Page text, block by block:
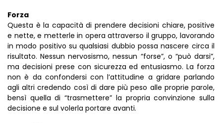
Forza
Questa è la capacità di prendere decisioni chiare, positive
e nette, e metterle in opera attraverso il gruppo, lavorando
in modo positivo su qualsiasi dubbio possa nascere circa il
risultato. Nessun nervosismo, nessun “forse”, o “può darsi”,
ma decisioni prese con sicurezza ed entusiasmo. La forza
non è da confondersi con l’attitudine a gridare parlando
agli altri credendo così di dare più peso alle proprie parole,
bensì quella di “trasmettere” la propria convinzione sulla
decisione e sul volerla portare avanti.